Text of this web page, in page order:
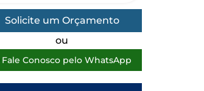
Solicite um Orçamento
ou
Fale Conosco pelo WhatsApp